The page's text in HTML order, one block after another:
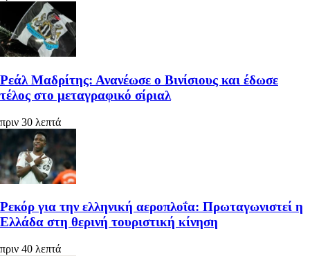
Ρεάλ Μαδρίτης: Ανανέωσε ο Βινίσιους και έδωσε
τέλος στο μεταγραφικό σίριαλ
πριν 30 λεπτά
Ρεκόρ για την ελληνική αεροπλοΐα: Πρωταγωνιστεί η
Ελλάδα στη θερινή τουριστική κίνηση
πριν 40 λεπτά